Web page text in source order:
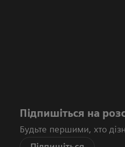
Підпишіться на
Будьте першими, хто